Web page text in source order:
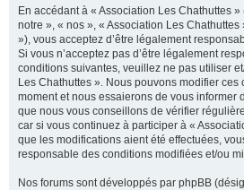
En accédant à « Association Les Chathuttes
notre », « nos », « Association Les Chathuttes
»), vous acceptez d’être légalement
Si vous n’acceptez pas d’être légalement
conditions suivantes, veuillez ne pas utiliser
Les Chathuttes ». Nous pouvons modifier ces
moment et nous essaierons de vous informer
que nous vous conseillons de vérifier
car si vous continuez à participer à «
que les modifications aient été effectuées,
responsable des conditions modifiées et/ou
Nos forums sont développés par phpBB